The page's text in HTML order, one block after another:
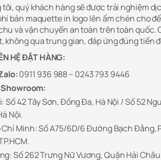
quý khách hàng sẽ được trải nghiệm
bản maquette in logo lên ấm chén cho
và vận chuyển an toàn trên toàn quốc.
không qua trung gian, đáp ứng đúng tiến
HỆ ĐẶT HÀNG:
0911 936 988 – 0243 793 9446
Số 42 Tây Sơn, Đống Đa, Hà Nội / Số 52
Nội.
Chí Minh:Số A75/6D/6 Đường Bạch Đằng,
Số 262 Trưng Nữ Vương, Quận Hải